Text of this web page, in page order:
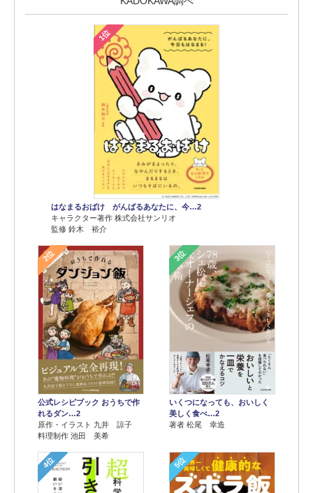
1位
はなまるおばけ がんばるあなたに、今…2
キャラクター著作 株式会社サンリオ
監修 鈴木 裕介
2位
公式レシピブック おうちで作
れるダン…2
原作・イラスト 九井 諒子
料理制作 池田 美希
3位
いくつになっても、おいしく
美しく食べ…2
著者 松尾 幸造
4位 5位